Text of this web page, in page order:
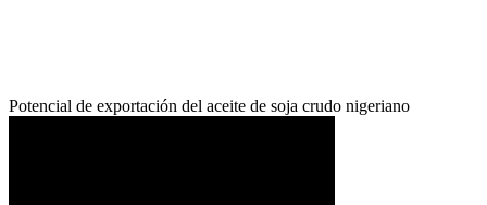
Potencial de exportación del aceite de soja crudo nigeriano